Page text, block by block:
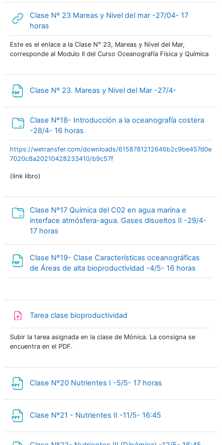
Clase Nº 23 Mareas y Nivel del mar -27/04- 17
horas
Este es el enlace a la Clase N° 23, Mareas y Nivel del Mar,
corresponde al Modulo II del Curso Oceanografía Física y Química
Clase Nº 23. Mareas y Nivel del Mar -27/4-
Clase Nº18- Introducción a la oceanografía costera
-28/4- 16 horas
https://wetransfer.com/downloads/6158781212646b2c9be457d0e
7020c8a20210428233410/b9c57f
(link libro)
Clase Nº17 Química del C02 en agua marina e
interface atmósfera-agua. Gases disueltos II -29/4-
17 horas
Clase Nº19- Clase Características oceanográficas
de Áreas de alta bioproductividad -4/5- 16 horas
Tarea clase bioproductividad
Subir la tarea asignada en la clase de Mónica. La consigna se
encuentra en el PDF.
Clase Nº20 Nutrientes I -5/5- 17 horas
Clase Nº21 - Nutrientes II -11/5- 16:45